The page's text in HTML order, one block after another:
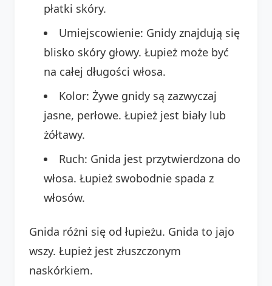
płatki skóry.
Umiejscowienie: Gnidy znajdują się
blisko skóry głowy. Łupież może być
na całej długości włosa.
Kolor: Żywe gnidy są zazwyczaj
jasne, perłowe. Łupież jest biały lub
żółtawy.
Ruch: Gnida jest przytwierdzona do
włosa. Łupież swobodnie spada z
włosów.
Gnida różni się od łupieżu. Gnida to jajo
wszy. Łupież jest złuszczonym
naskórkiem.